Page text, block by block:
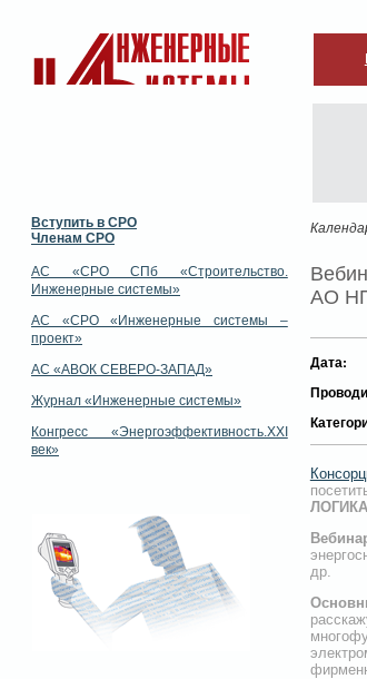
Вступить в СРО
Членам СРО
АС «СРО СПб «Строительство.
Инженерные системы»
АС «СРО «Инженерные системы –
проект»
АС «АВОК СЕВЕРО-ЗАПАД»
Журнал «Инженерные системы»
Конгресс «Энергоэффективность.XXI
век»
АО
Дата:
др.